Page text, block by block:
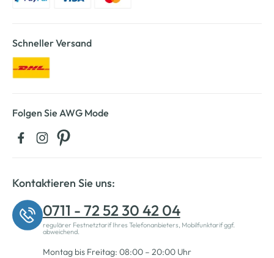
Schneller Versand
Folgen Sie AWG Mode
Kontaktieren Sie uns:
0711 - 72 52 30 42 04
regulärer Festnetztarif Ihres Telefonanbieters, Mobilfunktarif ggf.
abweichend.
Montag bis Freitag: 08:00 – 20:00 Uhr